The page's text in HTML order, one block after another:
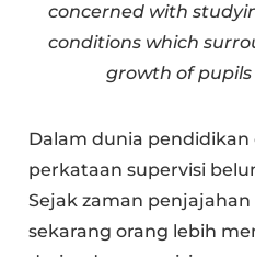
concerned with
conditions which
growth of
Dalam dunia pendidikan
perkataan supervisi
Sejak zaman
sekarang orang lebih